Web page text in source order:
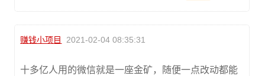
赚钱小项目 2021-02-04 08:35:31
十多亿人用的微信就是一座金矿，随便一点改动都能